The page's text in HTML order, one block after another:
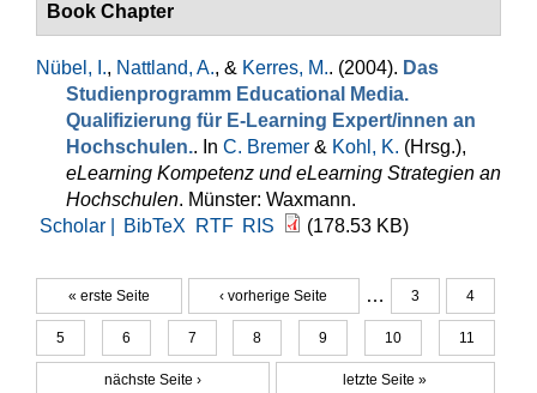
Book Chapter
Nübel, I., Nattland, A., & Kerres, M.. (2004). Das
Studienprogramm Educational Media.
Qualifizierung für E-Learning Expert/innen an
Hochschulen.. In C. Bremer & Kohl, K. (Hrsg.),
eLearning Kompetenz und eLearning Strategien an
Hochschulen. Münster: Waxmann.
Scholar |
BibTeX RTF RIS (178.53 KB)
Seiten
« erste Seite ‹ vorherige Seite … 3 4
5 6 7 8 9 10 11
nächste Seite › letzte Seite »